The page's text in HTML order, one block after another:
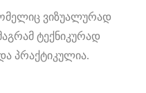
ვიზუალურად
ტექნიკურად
პრაქტიკულია.